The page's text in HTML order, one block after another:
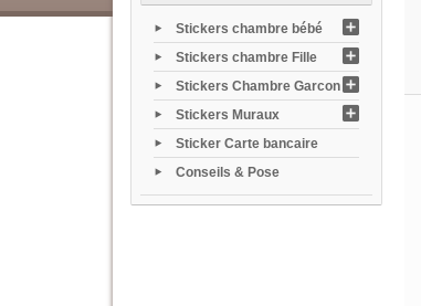
Stickers chambre bébé
Stickers chambre Fille
Stickers Chambre Garcon
Stickers Muraux
Sticker Carte bancaire
Conseils & Pose